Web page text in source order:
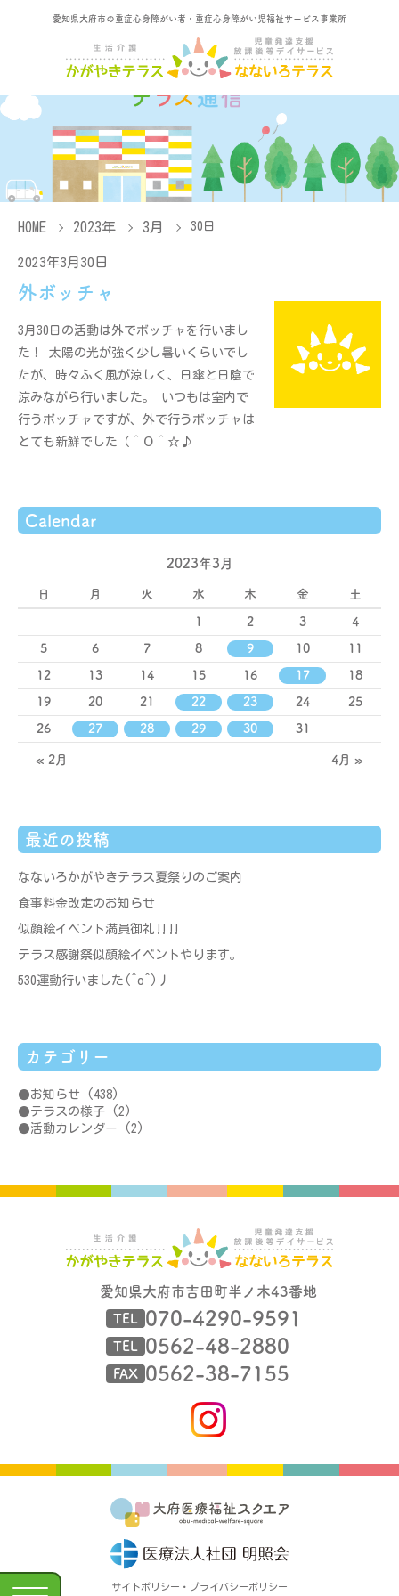
愛知県大府市の重症心身障がい者・重症心身障がい児福祉サービス事業所
HOME 2023年 3月 30日
2023年3月30日
外ボッチャ
3月30日の活動は外でボッチャを行いまし
た！ 太陽の光が強く少し暑いくらいでし
たが、時々ふく風が涼しく、日傘と日陰で
涼みながら行いました。 いつもは室内で
行うボッチャですが、外で行うボッチャは
とても新鮮でした（＾Ｏ＾☆♪
Calendar
2023年3月
日 月 火 水 木 金 土
1 2 3 4
5 6 7 8 9 10 11
12 13 14 15 16 17 18
19 20 21 22 23 24 25
26 27 28 29 30 31
« 2月 4月 »
最近の投稿
なないろかがやきテラス夏祭りのご案内
食事料金改定のお知らせ
似顔絵イベント満員御礼‼‼
テラス感謝祭似顔絵イベントやります。
530運動行いました(^o^)丿
カテゴリー
お知らせ (438)
テラスの様子 (2)
活動カレンダー (2)
愛知県大府市吉田町半ノ木43番地
TEL 070-4290-9591
TEL 0562-48-2880
FAX 0562-38-7155
サイトポリシー・プライバシーポリシー